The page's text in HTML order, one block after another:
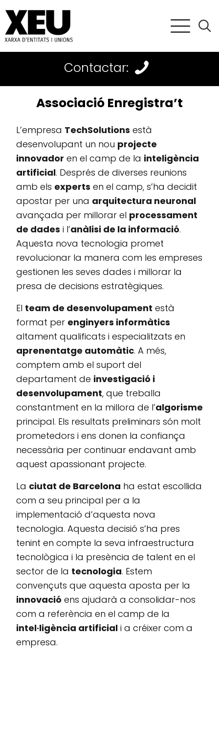
Contactar:
Associació Enregistra’t
L’empresa TechSolutions està
desenvolupant un nou projecte
innovador en el camp de la inteligència
artificial. Després de diverses reunions
amb els experts en el camp, s’ha decidit
apostar per una arquitectura neuronal
avançada per millorar el processament
de dades i l’anàlisi de la informació.
Aquesta nova tecnologia promet
revolucionar la manera com les empreses
gestionen les seves dades i millorar la
presa de decisions estratègiques.
El team de desenvolupament està
format per enginyers informàtics
altament qualificats i especialitzats en
aprenentatge automàtic. A més,
comptem amb el suport del
departament de investigació i
desenvolupament, que treballa
constantment en la millora de l’algorisme
principal. Els resultats preliminars són molt
prometedors i ens donen la confiança
necessària per continuar endavant amb
aquest apassionant projecte.
La ciutat de Barcelona ha estat escollida
com a seu principal per a la
implementació d’aquesta nova
tecnologia. Aquesta decisió s’ha pres
tenint en compte la seva infraestructura
tecnològica i la presència de talent en el
sector de la tecnologia. Estem
convençuts que aquesta aposta per la
innovació ens ajudarà a consolidar-nos
com a referència en el camp de la
intel·ligència artificial i a créixer com a
empresa.